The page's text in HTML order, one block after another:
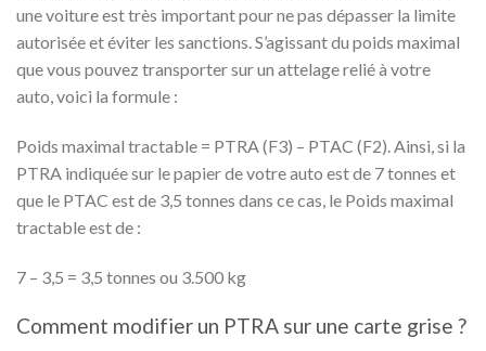
une voiture est très important pour ne pas dépasser la limite
autorisée et éviter les sanctions. S’agissant du poids maximal
que vous pouvez transporter sur un attelage relié à votre
auto, voici la formule :
Poids maximal tractable = PTRA (F3) – PTAC (F2). Ainsi, si la
PTRA indiquée sur le papier de votre auto est de 7 tonnes et
que le PTAC est de 3,5 tonnes dans ce cas, le Poids maximal
tractable est de :
7 – 3,5 = 3,5 tonnes ou 3.500 kg
Comment modifier un PTRA sur une carte grise ?